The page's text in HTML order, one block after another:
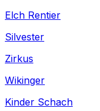
Elch Rentier
Silvester
Zirkus
Wikinger
Kinder Schach